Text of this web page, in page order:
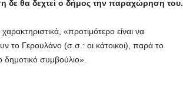
δε θα δεχτεί ο δήμος την παραχώρηση του.
«προτιμότερο είναι να
το Γερουλάνο (σ.σ.: οι κάτοικοι), παρά το
δημοτικό συμβούλιο».